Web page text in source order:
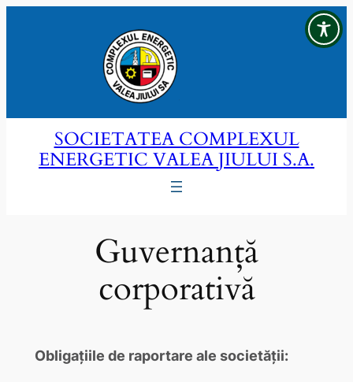
SOCIETATEA COMPLEXUL
ENERGETIC VALEA JIULUI S.A.
Guvernanță
corporativă
Obligațiile de raportare ale societății: